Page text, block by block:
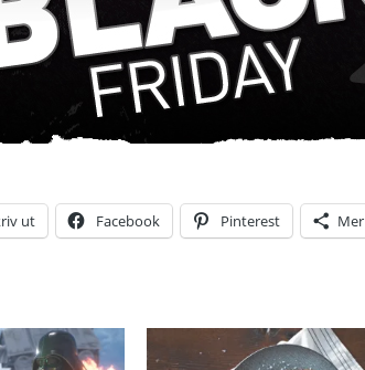
ut Facebook Pinterest Mer